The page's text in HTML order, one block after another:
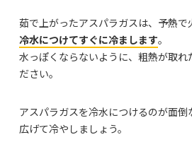
茹で上がったアスパラガスは、予熱で
冷水につけてすぐに冷まします。
水っぽくならないように、粗熱が取れ
ださい。
アスパラガスを冷水につけるのが面
広げて冷やしましょう。